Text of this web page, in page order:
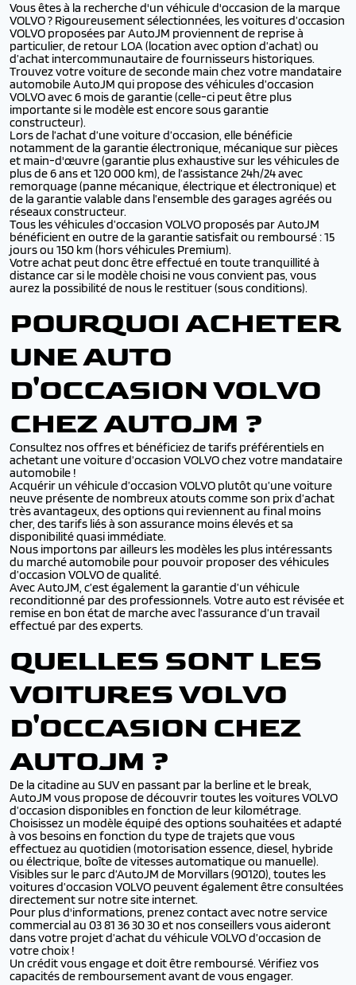
Vous êtes à la recherche d'un véhicule d'occasion de la marque
VOLVO ? Rigoureusement sélectionnées, les voitures d’occasion
VOLVO proposées par AutoJM proviennent de reprise à
particulier, de retour LOA (location avec option d’achat) ou
d’achat intercommunautaire de fournisseurs historiques.
Trouvez votre voiture de seconde main chez votre mandataire
automobile AutoJM qui propose des véhicules d’occasion
VOLVO avec 6 mois de garantie (celle-ci peut être plus
importante si le modèle est encore sous garantie
constructeur).
Lors de l’achat d’une voiture d’occasion, elle bénéficie
notamment de la garantie électronique, mécanique sur pièces
et main-d'œuvre (garantie plus exhaustive sur les véhicules de
plus de 6 ans et 120 000 km), de l’assistance 24h/24 avec
remorquage (panne mécanique, électrique et électronique) et
de la garantie valable dans l’ensemble des garages agréés ou
réseaux constructeur.
Tous les véhicules d’occasion VOLVO proposés par AutoJM
bénéficient en outre de la garantie satisfait ou remboursé : 15
jours ou 150 km (hors véhicules Premium).
Votre achat peut donc être effectué en toute tranquillité à
distance car si le modèle choisi ne vous convient pas, vous
aurez la possibilité de nous le restituer (sous conditions).
POURQUOI ACHETER
UNE AUTO
D'OCCASION VOLVO
CHEZ AUTOJM ?
Consultez nos offres et bénéficiez de tarifs préférentiels en
achetant une voiture d’occasion VOLVO chez votre mandataire
automobile !
Acquérir un véhicule d’occasion VOLVO plutôt qu’une voiture
neuve présente de nombreux atouts comme son prix d’achat
très avantageux, des options qui reviennent au final moins
cher, des tarifs liés à son assurance moins élevés et sa
disponibilité quasi immédiate.
Nous importons par ailleurs les modèles les plus intéressants
du marché automobile pour pouvoir proposer des véhicules
d’occasion VOLVO de qualité.
Avec AutoJM, c’est également la garantie d’un véhicule
reconditionné par des professionnels. Votre auto est révisée et
remise en bon état de marche avec l’assurance d’un travail
effectué par des experts.
QUELLES SONT LES
VOITURES VOLVO
D'OCCASION CHEZ
AUTOJM ?
De la citadine au SUV en passant par la berline et le break,
AutoJM vous propose de découvrir toutes les voitures VOLVO
d’occasion disponibles en fonction de leur kilométrage.
Choisissez un modèle équipé des options souhaitées et adapté
à vos besoins en fonction du type de trajets que vous
effectuez au quotidien (motorisation essence, diesel, hybride
ou électrique, boîte de vitesses automatique ou manuelle).
Visibles sur le parc d’AutoJM de Morvillars (90120), toutes les
voitures d’occasion VOLVO peuvent également être consultées
directement sur notre site internet.
Pour plus d'informations, prenez contact avec notre service
commercial au 03 81 36 30 30 et nos conseillers vous aideront
dans votre projet d’achat du véhicule VOLVO d’occasion de
votre choix !
Un crédit vous engage et doit être remboursé. Vérifiez vos
capacités de remboursement avant de vous engager.